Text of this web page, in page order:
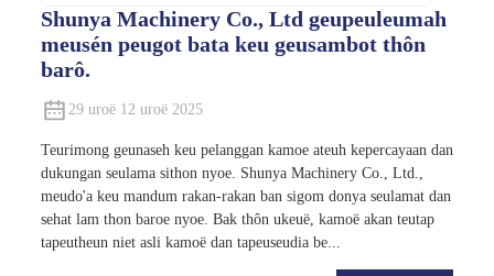
Shunya Machinery Co., Ltd geupeuleumah
meusén peugot bata keu geusambot thôn
barô.
29 uroë 12 uroë 2025
Teurimong geunaseh keu pelanggan kamoe ateuh kepercayaan dan
dukungan seulama sithon nyoe. Shunya Machinery Co., Ltd.,
meudo'a keu mandum rakan-rakan ban sigom donya seulamat dan
sehat lam thon baroe nyoe. Bak thôn ukeuë, kamoë akan teutap
tapeutheun niet asli kamoë dan tapeuseudia be...